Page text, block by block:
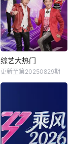
综艺大热门
更新至第20250829期